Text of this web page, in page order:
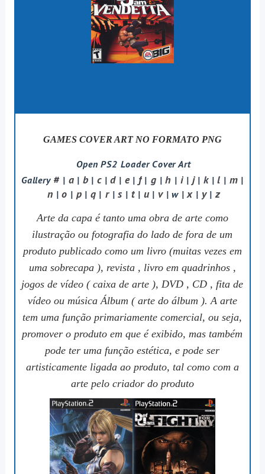
GAMES COVER ART NO FORMATO PNG
Open PS2 Loader Cover Art
Gallery # | a | b | c | d | e | f | g | h | i | j | k | l | m |
n | o | p | q | r | s | t | u | v | w | x | y | z
Arte da capa é tanto uma obra de arte como
ilustração ou fotografia do lado de fora de um
produto publicado como um livro (muitas vezes em
uma sobrecapa ), revista , livro em quadrinhos ,
jogos de vídeo ( caixa de arte ), DVD , CD , fita de
vídeo ou música Álbum ( arte do álbum ). A arte
tem uma função primariamente comercial, ou seja,
promover o produto em que é exibido, mas também
pode ter uma função estética, e pode ser
artisticamente ligada ao produto, tal como com a
arte pelo criador do produto